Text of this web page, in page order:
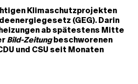
Klimaschutzprojekten
(GEG). Darin
ab spätestens Mitte
Bild-Zeitungbeschworenen
und CSU seit Monaten